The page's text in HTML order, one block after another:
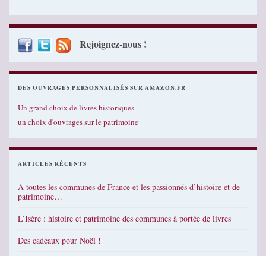
Rejoignez-nous !
DES OUVRAGES PERSONNALISÉS SUR AMAZON.FR
Un grand choix de livres historiques
un choix d'ouvrages sur le patrimoine
ARTICLES RÉCENTS
A toutes les communes de France et les passionnés d’histoire et de
patrimoine…
L’Isère : histoire et patrimoine des communes à portée de livres
Des cadeaux pour Noël !